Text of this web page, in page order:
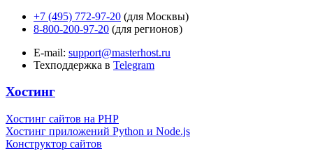
+7 (495) 772-97-20 (для Москвы)
8-800-200-97-20 (для регионов)
E-mail: support@masterhost.ru
Техподдержка в Telegram
Хостинг
Хостинг сайтов на PHP
Хостинг приложений Python и Node.js
Конструктор сайтов